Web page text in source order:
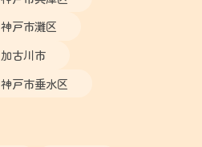
神戸市灘区
加古川市
神戸市垂水区